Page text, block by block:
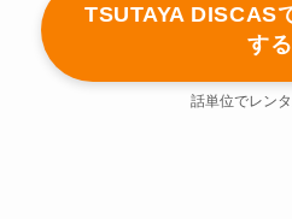
TSUTAYA DISCAS
する
話単位でレン